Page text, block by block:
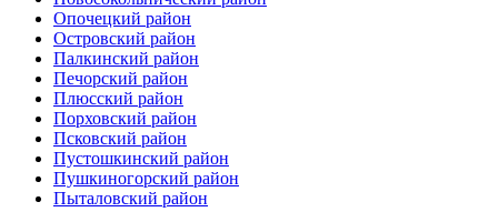
Опочецкий район
Островский район
Палкинский район
Печорский район
Плюсский район
Порховский район
Псковский район
Пустошкинский район
Пушкиногорский район
Пыталовский район